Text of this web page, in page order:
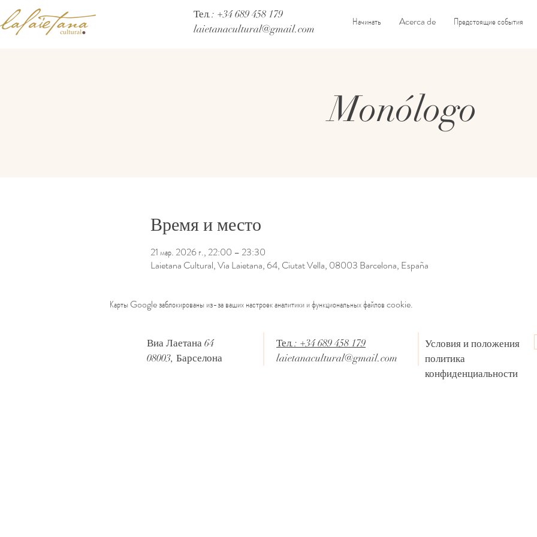
Тел.: +34 689 458 179
laietanacultural@gmail.com
Начинать Acerca de Предстоящие события
Monólogo
Время и место
21 мар. 2026 г., 22:00 – 23:30
Laietana Cultural, Via Laietana, 64, Ciutat Vella, 08003 Barcelona, España
Карты Google заблокированы из-за ваших настроек аналитики и функциональных файлов cookie.
Виа Лаетана 64
08003, Барселона
Тел.: +34 689 458 179
laietanacultural@gmail.com
Условия и положения
политика
конфиденциальности